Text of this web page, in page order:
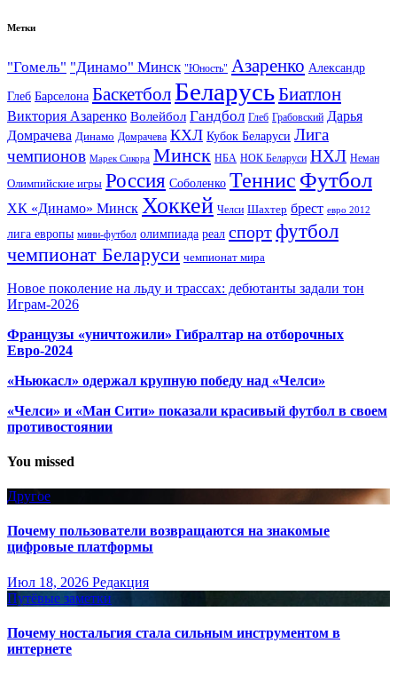
Метки
"Гомель" "Динамо" Минск "Юность" Азаренко Александр
Глеб Барселона Баскетбол БеларусьБиатлон
Виктория Азаренко Волейбол Гандбол Глеб Грабовский Дарья
Домрачева Динамо Домрачева КХЛ Кубок Беларуси Лига
чемпионов Марек Сикора Минск НБА НОК Беларуси НХЛ Неман
Олимпийские игры Россия Соболенко Теннис Футбол
ХК «Динамо» Минск Хоккей Челси Шахтер брест евро 2012
лига европы мини-футбол олимпиада реал спортфутбол
чемпионат Беларуси чемпионат мира
Новое поколение на льду и трассах: дебютанты задали тон
Играм-2026
Французы «уничтожили» Гибралтар на отборочных
Евро-2024
«Ньюкасл» одержал крупную победу над «Челси»
«Челси» и «Ман Сити» показали красивый футбол в своем
противостоянии
You missed
Другое
Почему пользователи возвращаются на знакомые
цифровые платформы
Июл 18, 2026 Редакция
Путёвые заметки
Почему ностальгия стала сильным инструментом в
интернете